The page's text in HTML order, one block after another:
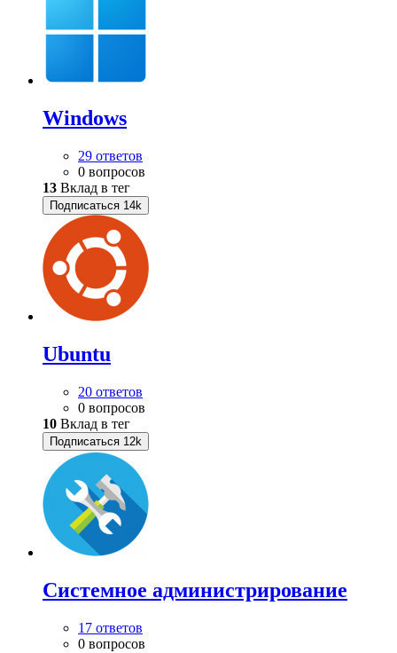
Windows
29 ответов
0 вопросов
13 Вклад в тег
Подписаться 14k
Ubuntu
20 ответов
0 вопросов
10 Вклад в тег
Подписаться 12k
Системное администрирование
17 ответов
0 вопросов